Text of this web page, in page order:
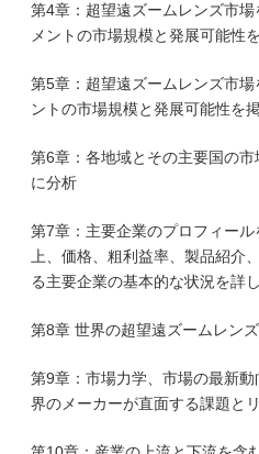
第4章：超望遠ズームレンズ市
メントの市場規模と発展可能性
第5章：超望遠ズームレンズ市
ントの市場規模と発展可能性を
第6章：各地域とその主要国の
に分析
第7章：主要企業のプロフィー
上、価格、粗利益率、製品紹介
る主要企業の基本的な状況を詳
第8章 世界の超望遠ズームレン
第9章：市場力学、市場の最新
界のメーカーが直面する課題と